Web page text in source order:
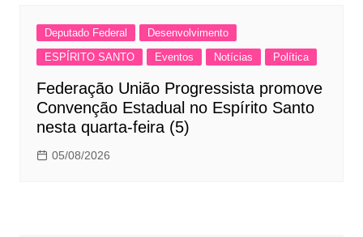
Deputado Federal
Desenvolvimento
ESPÍRITO SANTO
Eventos Notícias Política
Federação União Progressista promove
Convenção Estadual no Espírito Santo
nesta quarta-feira (5)
05/08/2026